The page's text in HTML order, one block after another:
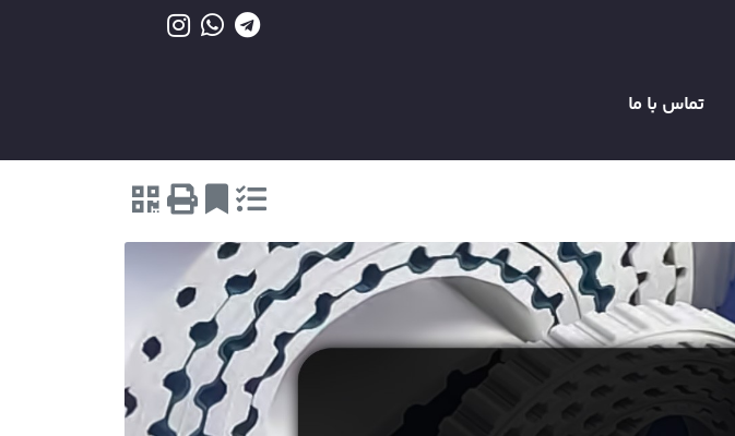
تماس با ما